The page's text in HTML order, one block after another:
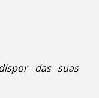
das suas